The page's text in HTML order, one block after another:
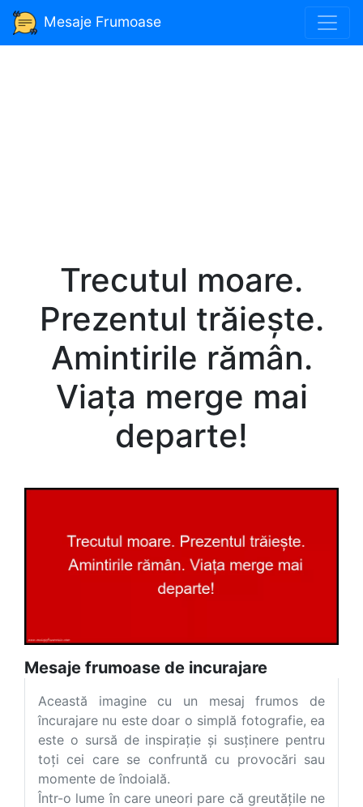
Mesaje Frumoase
Trecutul moare.
Prezentul trăiește.
Amintirile rămân.
Viața merge mai
departe!
Mesaje frumoase de incurajare
Această imagine cu un mesaj frumos de
încurajare nu este doar o simplă fotografie, ea
este o sursă de inspirație și susținere pentru
toți cei care se confruntă cu provocări sau
momente de îndoială.
Într-o lume în care uneori pare că greutățile ne